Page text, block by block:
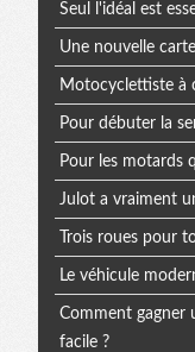
Seul l'idéal est
Une nouvelle carte
Motocyclettiste à
Pour débuter la
Pour les motards
Julot a vraiment
Trois roues pour
Le véhicule
Comment gagner
facile ?